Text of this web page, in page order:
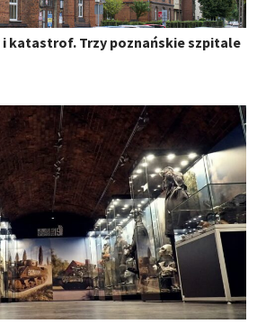
i katastrof. Trzy poznańskie szpitale